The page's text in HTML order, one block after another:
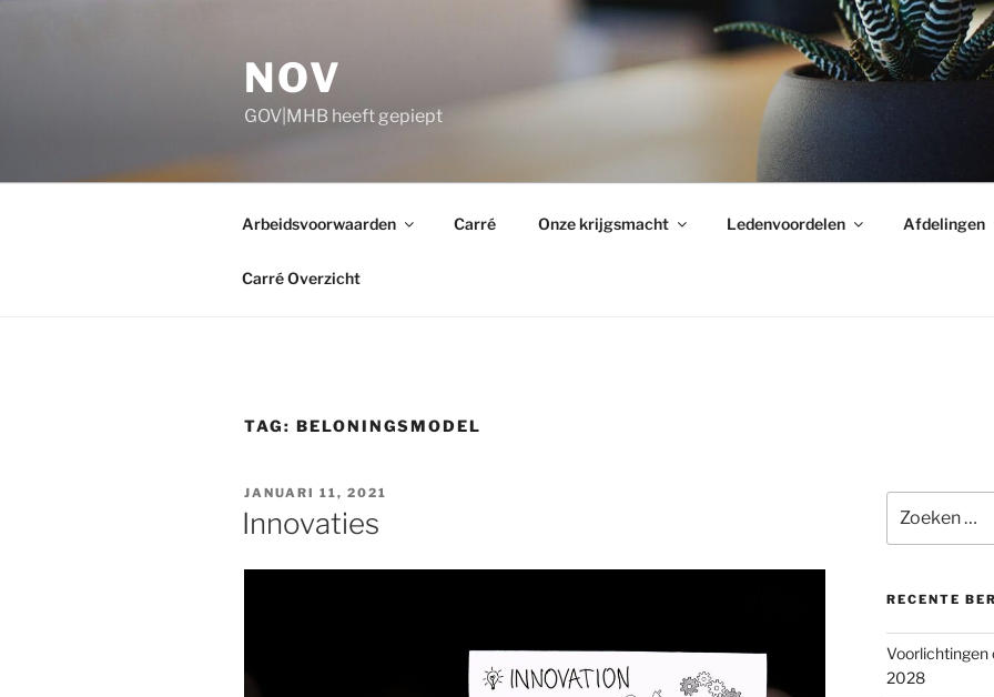
NOV
GOV|MHB heeft gepiept
Arbeidsvoorwaarden Carré Onze krijgsmacht Ledenvoordelen Afdelingen
Carré Overzicht
TAG: BELONINGSMODEL
GEPLAATST
OP
JANUARI 11, 2021
Innovaties
naar:
RECENTE
Voorlichtingen
2028